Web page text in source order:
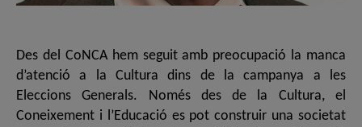
Des del CoNCA hem seguit amb preocupació la manca
d’atenció a la Cultura dins de la campanya a les
Eleccions Generals. Només des de la Cultura, el
Coneixement i l’Educació es pot construir una societat